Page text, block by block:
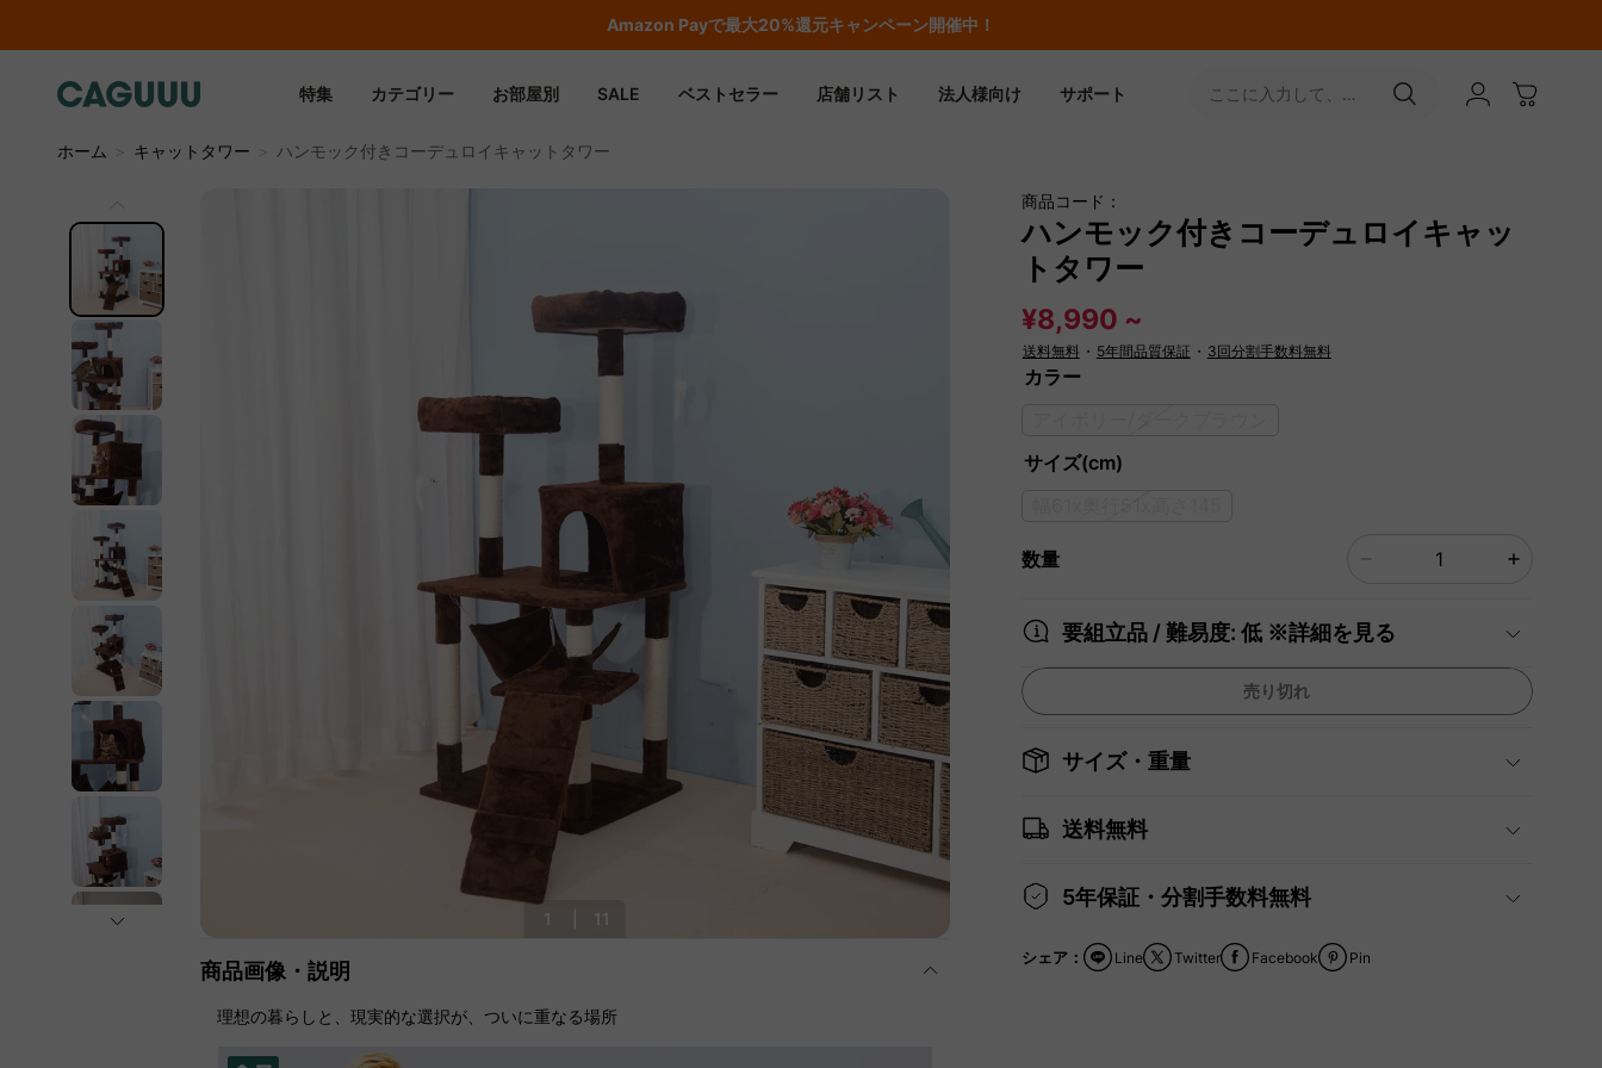
期間限定フラッシュセール！最大50％OFF
特集 カテゴリー お部屋別 SALE ベストセラー 店舗リスト 法人様向け サポート
ここに入力して、
ホーム
キャットタワー ハンモック付きコーデュロイキャットタワー
1 11
商品画像・説明
理想の暮らしと、現実的な選択が、ついに重なる場所
商品コード：
ハンモック付きコーデュロイキャッ
トタワー
¥8,990 ~
送料無料 ・ 5年間品質保証 ・ 3回分割手数料無料
カラー
サイズ(cm)
数量
要組立品 / 難易度: 低 ※詳細を見る
売り切れ
サイズ・重量
送料無料
5年保証・分割手数料無料
シェア： Facebook
Twitter Pin
Line